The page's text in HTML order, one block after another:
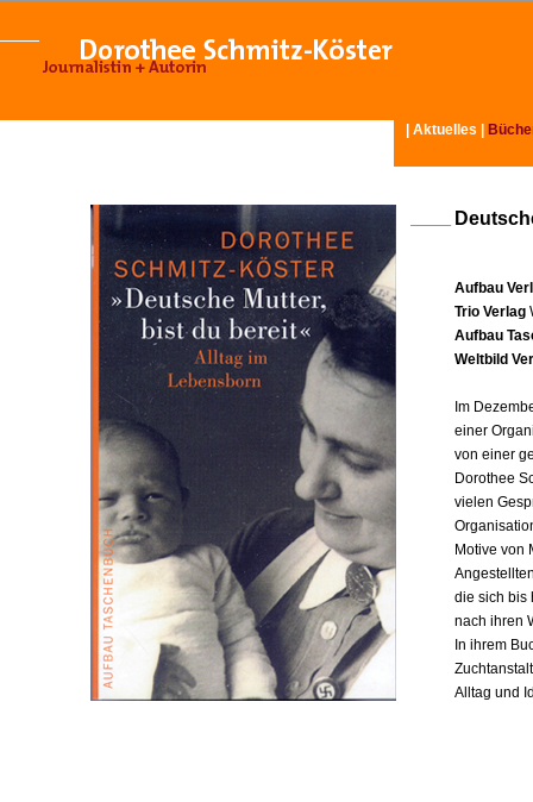
Aktuelles
Aufbau
Trio Verlag
Aufbau
Weltbild
Im
einer
von einer
Dorothee
vielen
Motive von
die sich bis
nach ihren
In ihrem
Alltag und